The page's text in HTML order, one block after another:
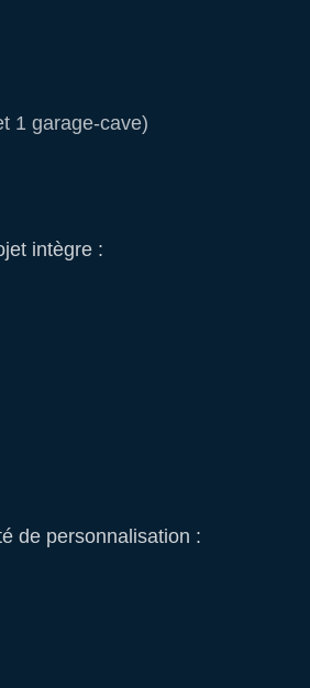
1 garage-cave)
intègre :
de personnalisation :